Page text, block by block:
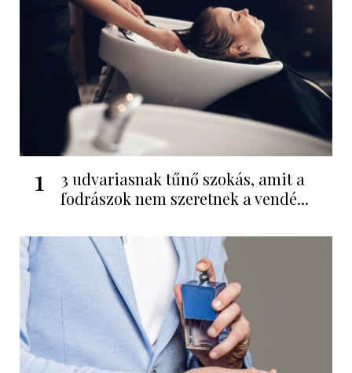
1
3 udvariasnak tűnő szokás, amit a
fodrászok nem szeretnek a vendé...